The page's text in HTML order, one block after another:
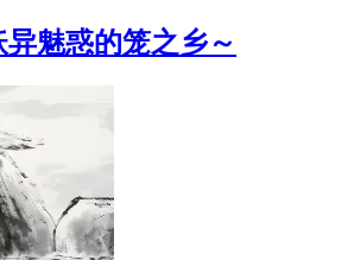
魅惑的笼之乡～